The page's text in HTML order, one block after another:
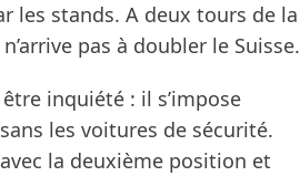
les stands. A deux tours de la
pas à doubler le Suisse.
inquiété : il s’impose
les voitures de sécurité.
la deuxième position et